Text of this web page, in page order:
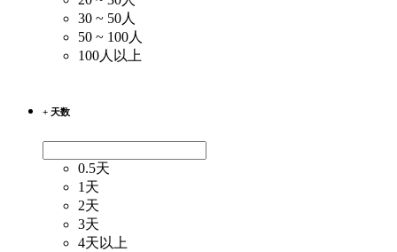
30 ~ 50人
50 ~ 100人
100人以上
+ 天数
0.5天
1天
2天
3天
4天以上